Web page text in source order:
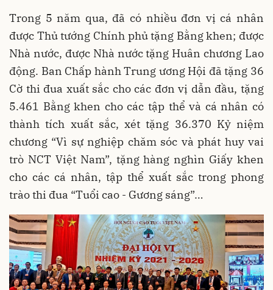
Trong 5 năm qua, đã có nhiều đơn vị cá nhân
được Thủ tướng Chính phủ tặng Bằng khen; được
Nhà nước, được Nhà nước tặng Huân chương Lao
động. Ban Chấp hành Trung ương Hội đã tặng 36
Cờ thi đua xuất sắc cho các đơn vị dẫn đầu, tặng
5.461 Bằng khen cho các tập thể và cá nhân có
thành tích xuất sắc, xét tặng 36.370 Kỷ niệm
chương “Vì sự nghiệp chăm sóc và phát huy vai
trò NCT Việt Nam”, tặng hàng nghìn Giấy khen
cho các cá nhân, tập thể xuất sắc trong phong
trào thi đua “Tuổi cao - Gương sáng”…